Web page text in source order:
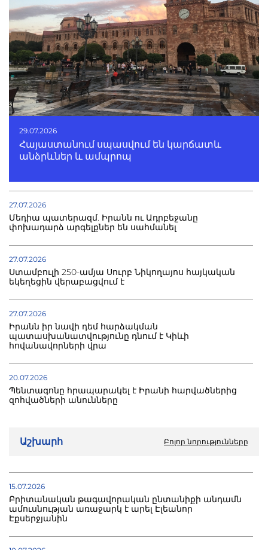
29.07.2026
Հայաստանում սպասվում են կարճատև
անձրևներ և ամպրոպ
27.07.2026
Մեդիա պատերազմ. Իրանն ու Ադրբեջանը
փոխադարձ արգելքներ են սահմանել
27.07.2026
Ստամբուլի 250-ամյա Սուրբ Նիկողայոս հայկական
եկեղեցին վերաբացվում է
27.07.2026
Իրանն իր նավի դեմ հարձակման
պատասխանատվությունը դնում է Կիևի
հովանավորների վրա
20.07.2026
Պենտագոնը հրապարակել է Իրանի հարվածներից
զոհվածների անունները
Թեհրանը զգուշացնում է ԱՄՆ-ին. Խարգ կղզում կոշտ
17.07.2026
ԱՄՆ-ի հարվածների հետևանքով Իրանի
նավահանգստում հինգ կամուրջ է ոչնչացվել
Աշխարհ Բոլոր նորությունները
15.07.2026
Բրիտանական թագավորական ընտանիքի անդամն
ամուսնության առաջարկ է արել Էլեանոր
Էքսերջյանին